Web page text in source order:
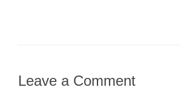
Leave a Comment